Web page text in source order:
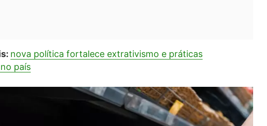
nova política fortalece extrativismo e práticas
país